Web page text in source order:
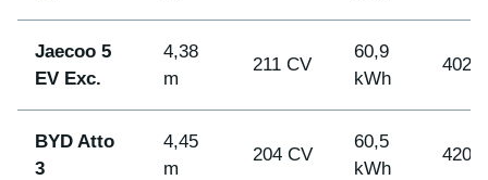
Jaecoo 5
EV Exc.
4,38
m
211 CV
60,9
kWh
402
BYD Atto
3
4,45
m
204 CV
60,5
kWh
420